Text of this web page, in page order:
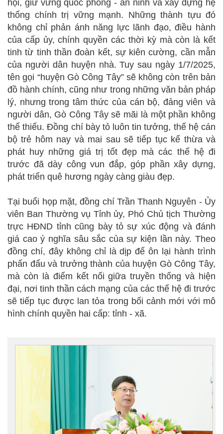
hội, giữ vững quốc phòng - an ninh và xây dựng hệ
thống chính trị vững mạnh. Những thành tựu đó
không chỉ phản ánh năng lực lãnh đạo, điều hành
của cấp ủy, chính quyền các thời kỳ mà còn là kết
tinh từ tinh thần đoàn kết, sự kiên cường, cần mẫn
của người dân huyện nhà. Tuy sau ngày 1/7/2025,
tên gọi “huyện Gò Công Tây” sẽ không còn trên bản
đồ hành chính, cũng như trong những văn bản pháp
lý, nhưng trong tâm thức của cán bộ, đảng viên và
người dân, Gò Công Tây sẽ mãi là một phần không
thể thiếu. Đồng chí bày tỏ luôn tin tưởng, thế hệ cán
bộ trẻ hôm nay và mai sau sẽ tiếp tục kế thừa và
phát huy những giá trị tốt đẹp mà các thế hệ đi
trước đã dày công vun đắp, góp phần xây dựng,
phát triển quê hương ngày càng giàu đẹp.
Tại buổi họp mặt, đồng chí Trần Thanh Nguyên - Ủy
viên Ban Thường vụ Tỉnh ủy, Phó Chủ tịch Thường
trực HĐND tỉnh cũng bày tỏ sự xúc động và đánh
giá cao ý nghĩa sâu sắc của sự kiện lần này. Theo
đồng chí, đây không chỉ là dịp để ôn lại hành trình
phấn đấu và trưởng thành của huyện Gò Công Tây,
mà còn là điểm kết nối giữa truyền thống và hiện
đại, nơi tinh thần cách mạng của các thế hệ đi trước
sẽ tiếp tục được lan tỏa trong bối cảnh mới với mô
hình chính quyền hai cấp: tỉnh - xã.